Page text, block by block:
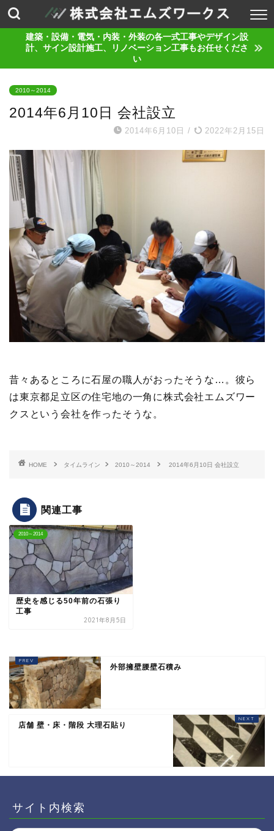
建築・設備・電気・内装・外装の各一式工事やデザイン設
計、サイン設計施工、リノベーション工事もお任せくださ
い
2010～2014
2014年6月10日 会社設立
2014年6月10日 / 2022年2月15日
昔々あるところに石屋の職人がおったそうな…。彼ら
は東京都足立区の住宅地の一角に株式会社エムズワー
クスという会社を作ったそうな。
HOME タイムライン 2010～2014 2014年6月10日 会社設立
関連工事
2010～2014
歴史を感じる50年前の石張り
工事
2021年8月5日
外部擁壁腰壁石積み
店舗 壁・床・階段 大理石貼り
サイト内検索